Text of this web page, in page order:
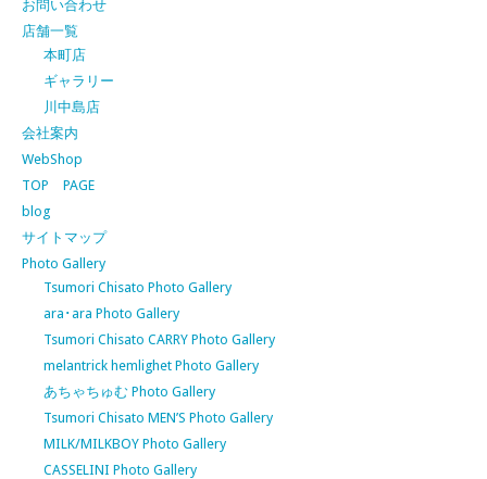
お問い合わせ
店舗一覧
本町店
ギャラリー
川中島店
会社案内
WebShop
TOP PAGE
blog
サイトマップ
Photo Gallery
Tsumori Chisato Photo Gallery
ara･ara Photo Gallery
Tsumori Chisato CARRY Photo Gallery
melantrick hemlighet Photo Gallery
あちゃちゅむ Photo Gallery
Tsumori Chisato MEN’S Photo Gallery
MILK/MILKBOY Photo Gallery
CASSELINI Photo Gallery